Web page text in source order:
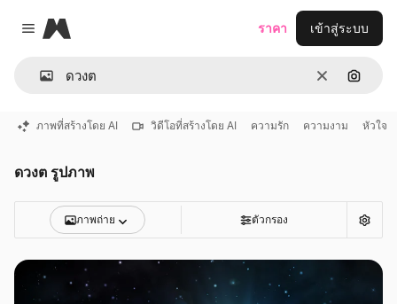
Close menu
Magnific
ชัดเจนค้นหา
ราคา เข้าสู่ระบบ
ภาพที่สร้างโดย AI วิดีโอที่สร้างโดย AI ความรัก ความงาม หัวใจ
ดวงต รูปภาพ
ภาพถ่าย ตัวกรอง